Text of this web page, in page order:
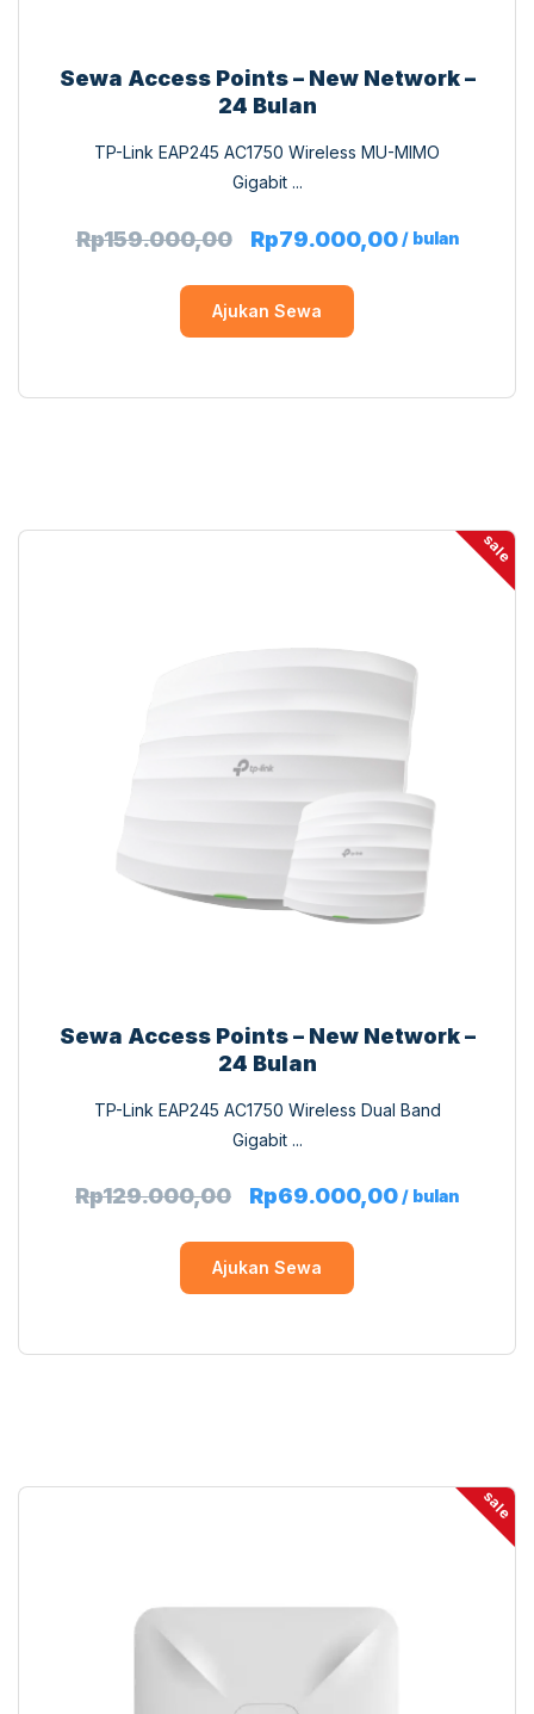
Sewa Access Points – New Network –
24 Bulan
TP-Link EAP245 AC1750 Wireless MU-MIMO
Gigabit ...
Rp159.000,00 Rp79.000,00/ bulan
Ajukan Sewa
sale
Sewa Access Points – New Network –
24 Bulan
TP-Link EAP245 AC1750 Wireless Dual Band
Gigabit ...
Rp129.000,00 Rp69.000,00 / bulan
Ajukan Sewa
sale